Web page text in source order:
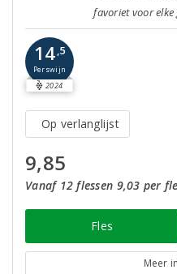
favoriet voor elke
14,5
Perswijn
2024
Op verlanglijst
9,85
Vanaf 12 flessen 9,03 per
Fles
Meer